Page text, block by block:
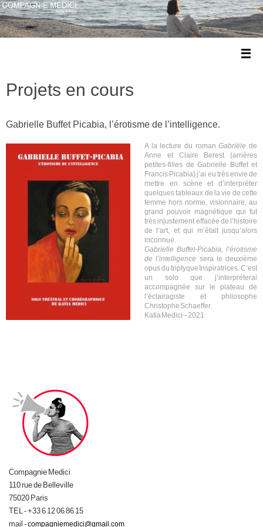
Projets en cours
Gabrielle Buffet Picabia, l’érotisme de l’intelligence.
A la lecture du romanGabriëlede
Anne et Claire Berest (arrières
petites-filles de Gabrielle Buffet et
Francis Picabia) j’ai eu très envie de
mettre en scène et d’interpréter
quelques tableaux de la vie de cette
femme hors norme, visionnaire, au
grand pouvoir magnétique qui fut
très injustement effacée de l’histoire
de l’art, et qui m’était jusqu’alors
inconnue.
Gabrielle Buffet-Picabia, l’érotisme
de l’intelligence sera le deuxième
opus du triptyque Inspiratrices. C’est
un solo que j’interpréterai
accompagnée sur le plateau de
l’éclairagiste et philosophe
Christophe Schaeffer.
Katia Medici – 2021
Compagnie Medici
110 rue de Belleville
75020 Paris
TEL - +33 6 12 06 86 15
mail -compagniemedici@gmail.com